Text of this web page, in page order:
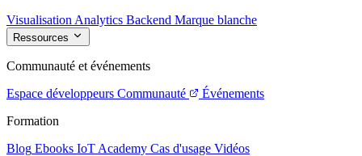
Visualisation Analytics Backend Marque blanche
Ressources
Communauté et événements
Espace développeurs Communauté
Événements
Formation
Blog Ebooks IoT Academy Cas d'usage Vidéos